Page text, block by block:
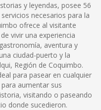
y leyendas, posee 56
necesarios para la
ofrece al visitante
vivir una experiencia
aventura y
ciudad-puerto y la
Región de Coquimbo.
para pasear en cualquier
aumentar sus
visitando o paseando
donde sucedieron.